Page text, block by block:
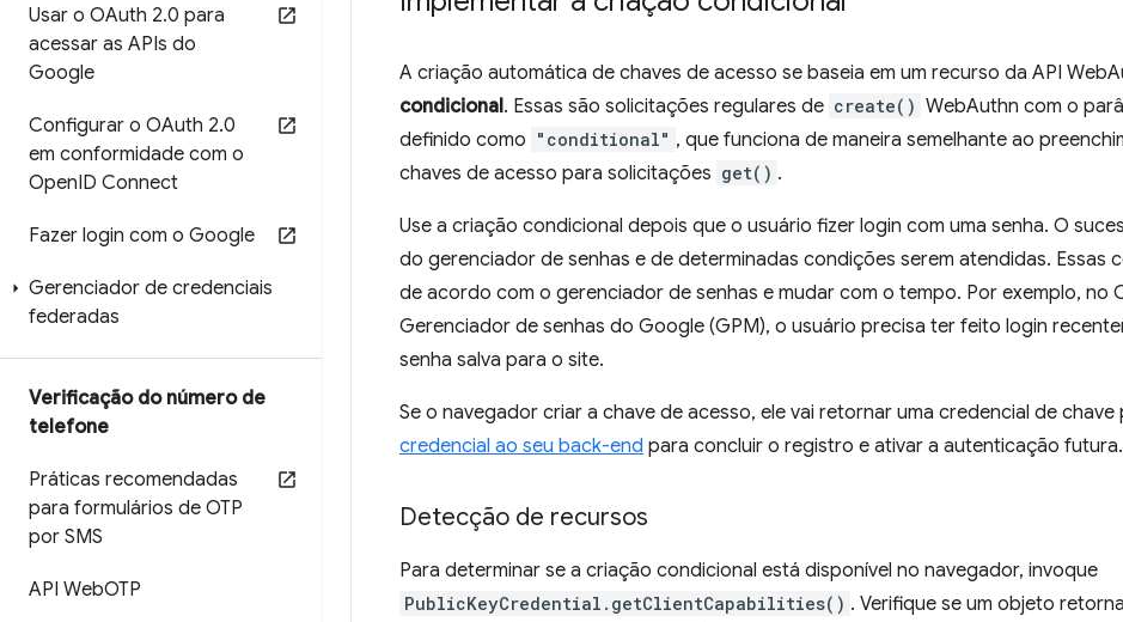
Usar o OAuth 2.0 para
acessar as APIs do
Google
Configurar o OAuth 2.0
em conformidade com o
OpenID Connect
Fazer login com o Google
Gerenciador de credenciais
federadas
Verificação do número de
telefone
Práticas recomendadas
para formulários de OTP
por SMS
API WebOTP
A criação automática de chaves de acesso se baseia em um recurso da API
condicional. Essas são solicitações regulares de create() WebAuthn com o
definido como "conditional" , que funciona de maneira semelhante ao
chaves de acesso para solicitações get() .
Use a criação condicional depois que o usuário fizer login com uma senha. O
do gerenciador de senhas e de determinadas condições serem atendidas. Essas
de acordo com o gerenciador de senhas e mudar com o tempo. Por exemplo, no
Gerenciador de senhas do Google (GPM), o usuário precisa ter feito login
senha salva para o site.
Se o navegador criar a chave de acesso, ele vai retornar uma credencial de chave
credencial ao seu back-end para concluir o registro e ativar a autenticação futura.
Detecção de recursos
Para determinar se a criação condicional está disponível no navegador, invoque
PublicKeyCredential.getClientCapabilities() . Verifique se um objeto